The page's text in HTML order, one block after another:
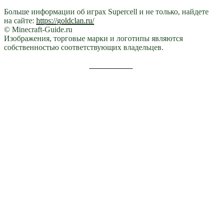
Больше информации об играх Supercell и не только, найдете
на сайте: https://goldclan.ru/
© Minecraft-Guide.ru
Изображения, торговые марки и логотипы являются
собственностью соответствующих владельцев.